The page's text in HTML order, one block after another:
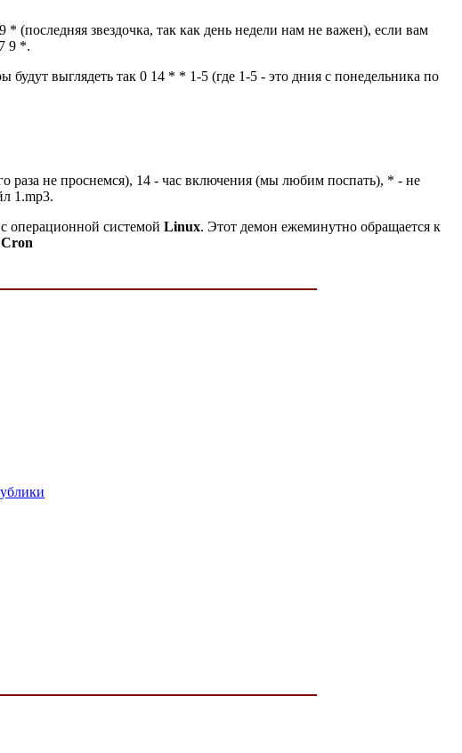
(последняя звездочка, так как день недели нам не важен), если вам
9 *.
выглядеть так 0 14 * * 1-5 (где 1-5 - это дния с понедельника по
раза не проснемся), 14 - час включения (мы любим поспать), * - не
1.mp3.
операционной системой Linux. Этот демон ежеминутно обращается к
Cron